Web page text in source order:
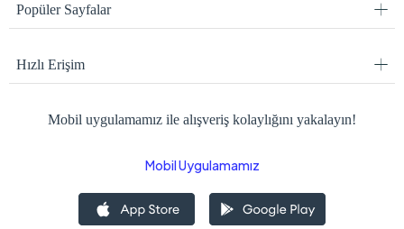
Popüler Sayfalar
Hızlı Erişim
Mobil uygulamamız ile alışveriş kolaylığını yakalayın!
Mobil Uygulamamız